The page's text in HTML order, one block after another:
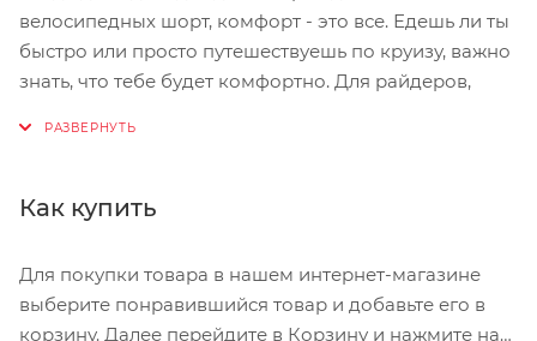
велосипедных шорт, комфорт - это все. Едешь ли ты
быстро или просто путешествуешь по круизу, важно
знать, что тебе будет комфортно. Для райдеров,
настоящий прорыв.
и шарнирный дизайн обеспечивают идеальную
посадку, но реальный комфорт обеспечивается
Как купить
Для покупки товара в нашем интернет-магазине
выберите понравившийся товар и добавьте его в
корзину. Далее перейдите в Корзину и нажмите на